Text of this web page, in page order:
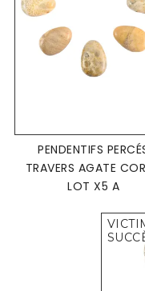
PENDENTIFS
TRAVERS AGATE
LOT X5 A